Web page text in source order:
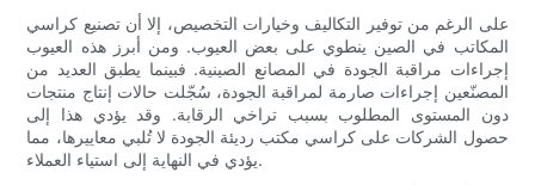
على الرغم من توفير التكاليف وخيارات التخصيص، إلا أن تصنيع كراسي
المكاتب في الصين ينطوي على بعض العيوب. ومن أبرز هذه العيوب
إجراءات مراقبة الجودة في المصانع الصينية. فبينما يطبق العديد من
المصنّعين إجراءات صارمة لمراقبة الجودة، سُجّلت حالات إنتاج منتجات
دون المستوى المطلوب بسبب تراخي الرقابة. وقد يؤدي هذا إلى
حصول الشركات على كراسي مكتب رديئة الجودة لا تُلبي معاييرها، مما
يؤدي في النهاية إلى استياء العملاء.